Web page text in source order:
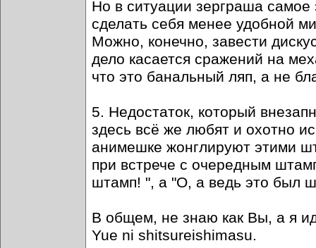
Но в ситуации зерграша
сделать себя менее удобной
Можно, конечно, завести
дело касается сражений на
что это банальный ляп, а не
5. Недостаток, который
здесь всё же любят и охотно
анимешке жонглируют этими
при встрече с очередным
штамп! ", а "О, а ведь это был
В общем, не знаю как Вы, а я
Yue ni shitsureishimasu.